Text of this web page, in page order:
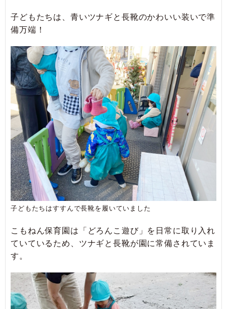
子どもたちは、青いツナギと長靴のかわいい装いで準
備万端！
子どもたちはすすんで長靴を履いていました
こもねん保育園は「どろんこ遊び」を日常に取り入れ
ていているため、ツナギと長靴が園に常備されていま
す。